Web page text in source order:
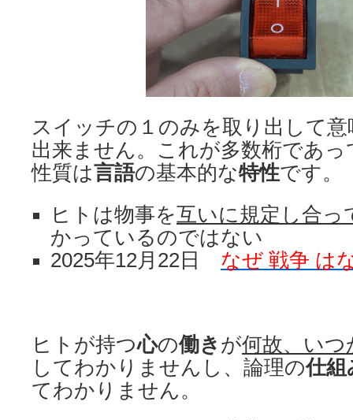
スイッチの１のみを取り出して
出来ません。これが多数桁であ
性質は言語の基本的な特性です。
ヒトは物事を互いに規定し合っ
かっているのではない
2025年12月22日 なぜ 戦争 は
ヒトが持つ心の働き が何故、いつ
してわかりませんし、論理の仕組
てわかりません。